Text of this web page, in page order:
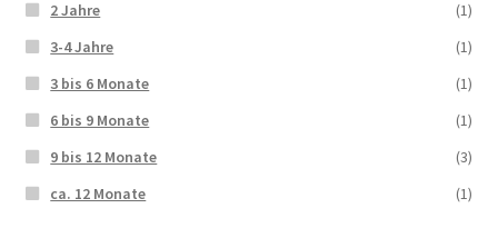
2 Jahre
(1)
3-4 Jahre
(1)
3 bis 6 Monate
(1)
6 bis 9 Monate
(1)
9 bis 12 Monate
(3)
ca. 12 Monate
(1)